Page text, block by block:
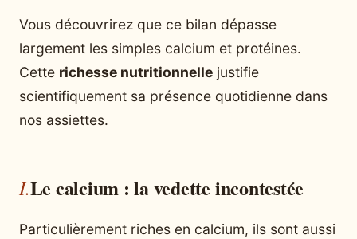
Vous découvrirez que ce bilan dépasse
largement les simples calcium et protéines.
Cette richesse nutritionnelle justifie
scientifiquement sa présence quotidienne dans
nos assiettes.
Le calcium : la vedette incontestée
Particulièrement riches en calcium, ils sont aussi